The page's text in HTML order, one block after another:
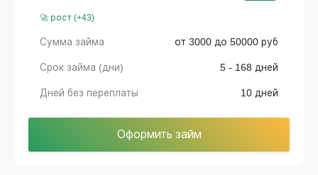
🚀 рост (+43)
Сумма займа от 3000 до 50000 руб
Срок займа (дни) 5 - 168 дней
Дней без переплаты 10 дней
Оформить займ